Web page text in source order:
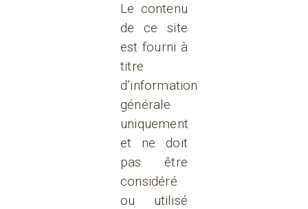
Le contenu
de ce site
est fourni à
titre
d’information
générale
uniquement
et ne doit
pas être
considéré
ou utilisé